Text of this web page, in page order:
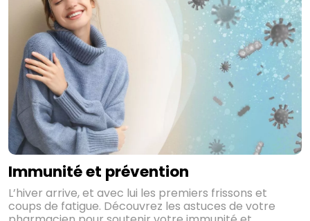
Immunité et prévention
L’hiver arrive, et avec lui les premiers frissons et
coups de fatigue. Découvrez les astuces de votre